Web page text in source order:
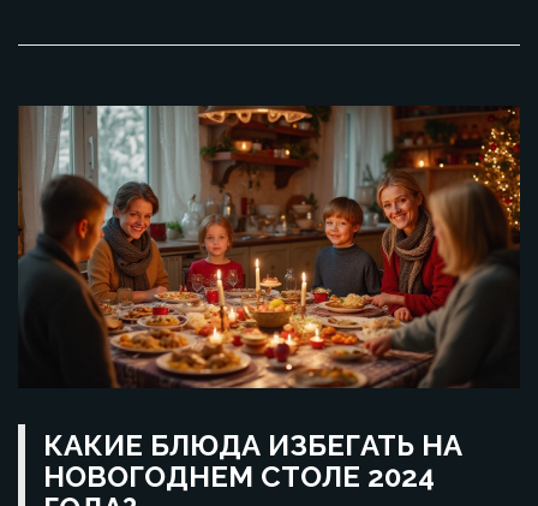
КАКИЕ БЛЮДА ИЗБЕГАТЬ НА
НОВОГОДНЕМ СТОЛЕ 2024